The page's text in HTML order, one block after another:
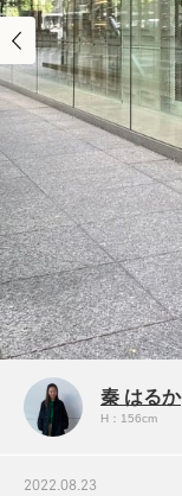
秦 はるか
H：156cm
2022.08.23